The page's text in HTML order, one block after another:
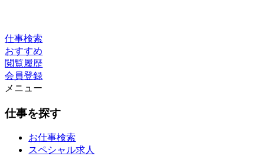
仕事検索
おすすめ
閲覧履歴
会員登録
メニュー
仕事を探す
お仕事検索
スペシャル求人